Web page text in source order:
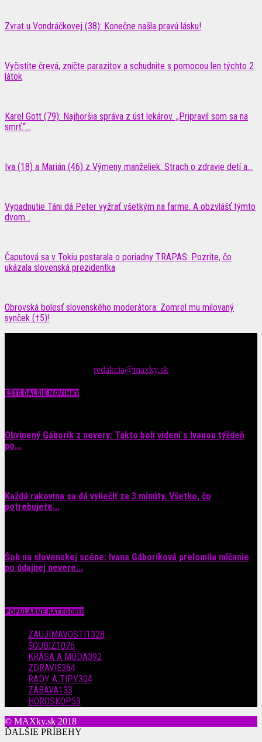
Zvrat u Vondráčkovej (38): Konečne našla pravú lásku!
Vyčistite črevá, zničte parazitov a schudnite s pomocou len týchto 2
látok
Karel Gott (79): Najhoršia správa z úst lekárov. „Pripravil som sa na
smrť.“...
Iva (18) a Marián (46) z Výmeny manželiek: Strach o zdravie detí a...
Vypadnutie Táni dá Peter vyžrať všetkým na farme. A obzvlášť týmto
dvom…
Čaputová sa v Tokiu postarala o poriadny TRAPAS: Pozrite, čo
ukázala slovenská prezidentka
Obrovská bolesť slovenského moderátora: Zomrel mu milovaný
synček (†5)!
redakcia@maxky.sk
EŠTE ĎALŠIE NOVINKY
Obvinený Gáborik z nevery: Takto boli videní s Ivanou týždeň
po...
Každá rakovina sa dá vyliečiť za 3 minúty. Všetko, čo
potrebujete...
Šok na slovenskej scéne: Ivana Gáboríková prelomila mlčanie
po údajnej nevere...
POPULÁRNE KATEGÓRIE
ZAUJÍMAVOSTI1328
ŠOUBIZ1076
KRÁSA A MÓDA392
ZDRAVIE364
RADY A TIPY304
ZÁBAVA133
HOROSKOP53
© MAXky.sk 2018
ĎALŠIE PRÍBEHY